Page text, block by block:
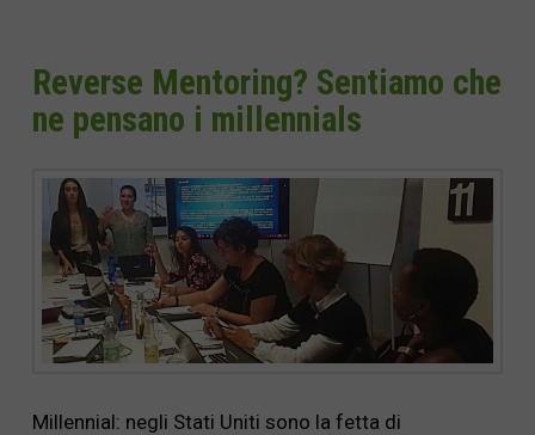
Reverse Mentoring? Sentiamo che
ne pensano i millennials
Millennial: negli Stati Uniti sono la fetta di